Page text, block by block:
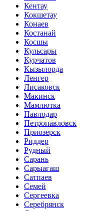
Кентау
Кокшетау
Конаев
Костанай
Косшы
Кульсары
Курчатов
Кызылорда
Ленгер
Лисаковск
Макинск
Мамлютка
Павлодар
Петропавловск
Приозерск
Риддер
Рудный
Сарань
Сарыагаш
Сатпаев
Семей
Сергеевка
Серебрянск